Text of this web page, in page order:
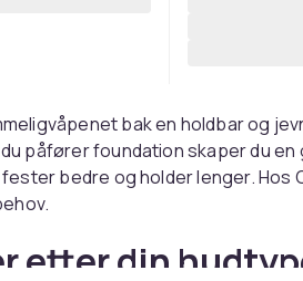
bak en holdbar og
påfører foundation skaper du
bedre og holder lenger. Hos
etter din